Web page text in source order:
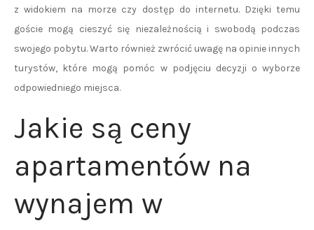
z widokiem na morze czy dostęp do internetu. Dzięki temu
goście mogą cieszyć się niezależnością i swobodą podczas
swojego pobytu. Warto również zwrócić uwagę na opinie innych
turystów, które mogą pomóc w podjęciu decyzji o wyborze
odpowiedniego miejsca.
Jakie są ceny
apartamentów na
wynajem w